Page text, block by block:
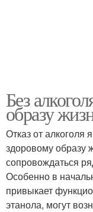
Без
образу
Отказ от алкоголя
здоровому образу
сопровождаться
Особенно в
привыкает
этанола, могут